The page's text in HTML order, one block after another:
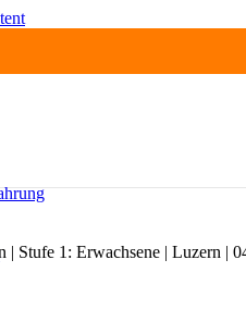
| Stufe 1: Erwachsene | Luzern |